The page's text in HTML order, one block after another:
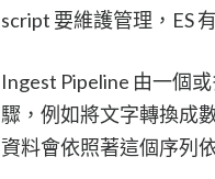
script 要維護管理，ES
Ingest Pipeline 由一個
驟，例如將文字轉換成
資料會依照著這個序列